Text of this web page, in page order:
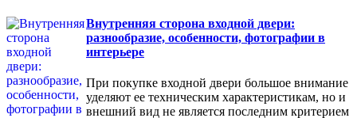
Внутренняя сторона входной двери:
разнообразие, особенности, фотографии в
интерьере
При покупке входной двери большое внимание
уделяют ее техническим характеристикам, но и
внешний вид не является последним критерием